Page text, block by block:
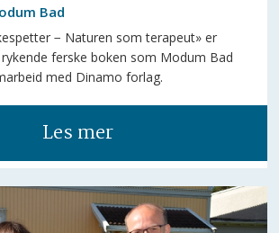
Bad
− Naturen som terapeut» er
ferske boken som Modum Bad
med Dinamo forlag.
Les mer